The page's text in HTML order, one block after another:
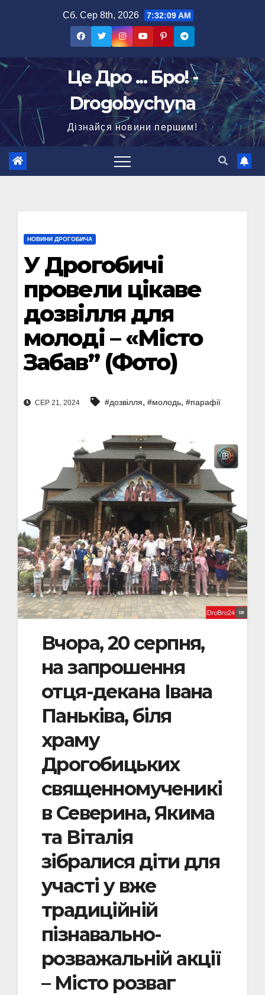
Сб. Сер 8th, 2026 7:32:10 AM
Це Дро ... Бро! -
Drogobychyna
Дізнайся новини першим!
НОВИНИ ДРОГОБИЧА
У Дрогобичі
провели цікаве
дозвілля для
молоді – «Місто
Забав” (Фото)
СЕР 21, 2024 #дозвілля, #молодь, #парафії
Вчора, 20 серпня,
на запрошення
отця-декана Івана
Паньківа, біля
храму
Дрогобицьких
священномученикі
в Северина, Якима
та Віталія
зібралися діти для
участі у вже
традиційній
пізнавально-
розважальній акції
– Місто розваг